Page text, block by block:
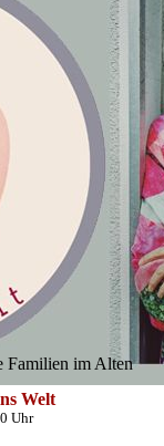
Uhr
Welt
Uhr
Familien im Alten